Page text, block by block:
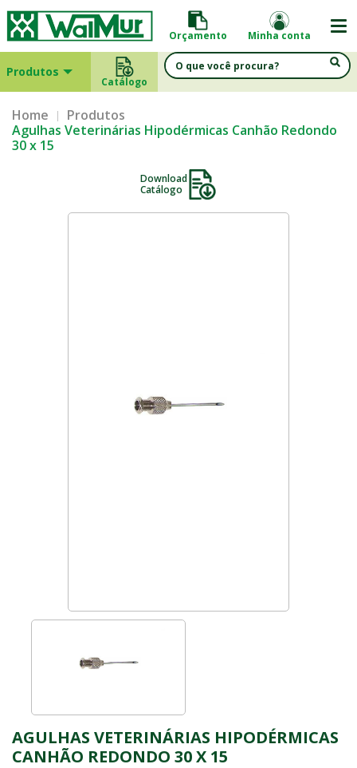
Orçamento Minha conta
Produtos
Catálogo
Home
Produtos
Agulhas Veterinárias Hipodérmicas Canhão Redondo
30 x 15
Download
Catálogo
AGULHAS VETERINÁRIAS HIPODÉRMICAS
CANHÃO REDONDO 30 X 15